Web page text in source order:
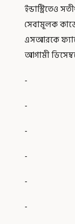
ইন্ডাস্ট্রিতেও
সেবামূলক
এসআরকে
আগামী
-
-
-
-
-
-